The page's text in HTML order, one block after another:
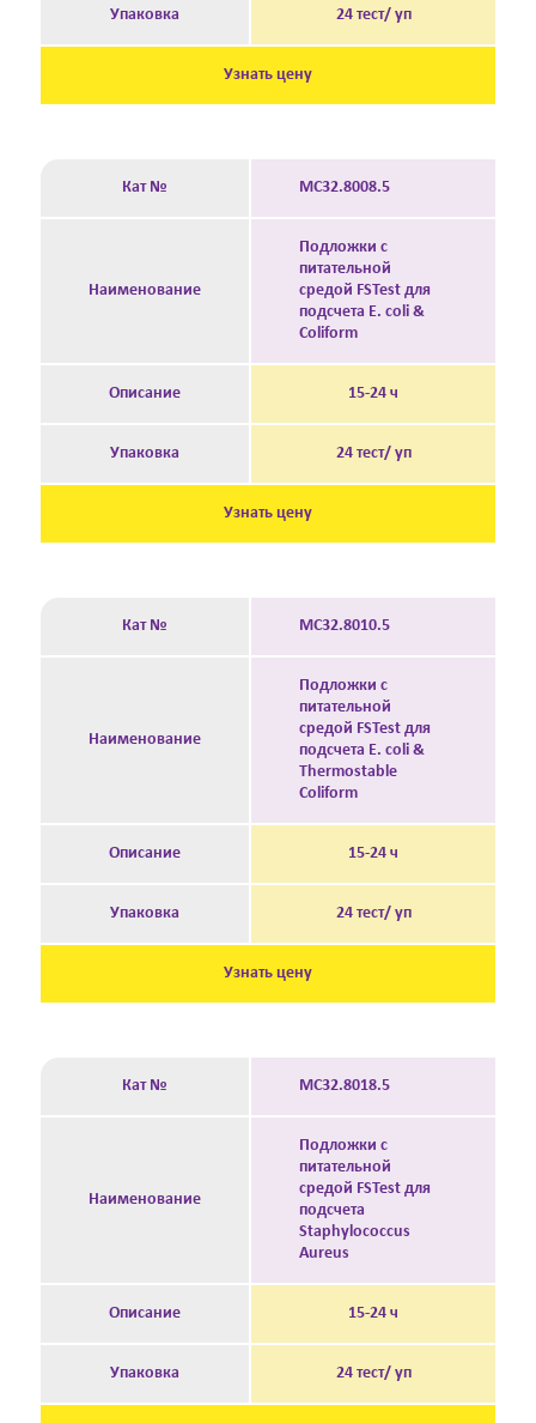
Упаковка 24 тест/ уп
Узнать цену
Кат № MC32.8008.5
Наименование
Подложки с
питательной
средой FSTest для
подсчета E. coli &
Coliform
Описание 15-24 ч
Упаковка 24 тест/ уп
Узнать цену
Кат № MC32.8010.5
Наименование
Подложки с
питательной
средой FSTest для
подсчета E. coli &
Thermostable
Coliform
Описание 15-24 ч
Упаковка 24 тест/ уп
Узнать цену
Кат № MC32.8018.5
Наименование
Подложки с
питательной
средой FSTest для
подсчета
Staphylococcus
Aureus
Описание 15-24 ч
Упаковка 24 тест/ уп